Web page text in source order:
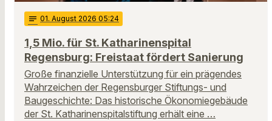
notes 01. August 2026 05:24
1,5 Mio. für St. Katharinenspital
Regensburg: Freistaat fördert Sanierung
Große finanzielle Unterstützung für ein prägendes
Wahrzeichen der Regensburger Stiftungs- und
Baugeschichte: Das historische Ökonomiegebäude
der St. Katharinenspitalstiftung erhält eine …